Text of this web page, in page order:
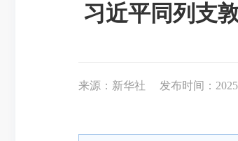
习近平同列支
来源：新华社 发布时间：